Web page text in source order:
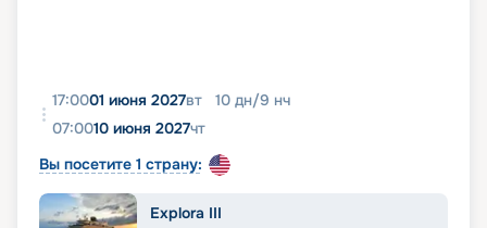
17:0001 июня 2027вт 10 дн/9 нч
07:0010 июня 2027чт
Вы посетите 1 страну:
Explora III